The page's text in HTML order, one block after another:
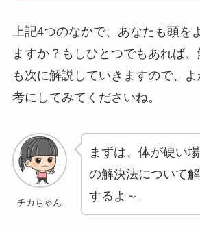
上記4つのなかで、あなたも頭を
ますか？もしひとつでもあれば
も次に解説していきますので、
考にしてみてくださいね。
チカちゃん
まずは、体が硬い
の解決法について
するよ～。